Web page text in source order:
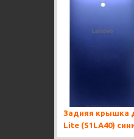
Задняя крышка
Lite (S1LA40)